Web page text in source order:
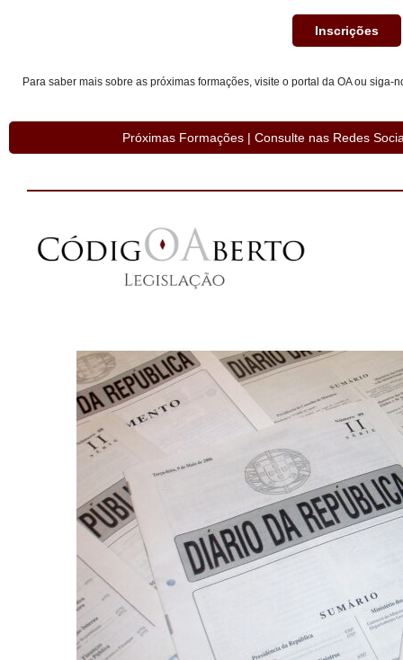
Inscrições
Para saber mais sobre as próximas formações, visite o portal da OA ou
Próximas Formações | Consulte nas Redes